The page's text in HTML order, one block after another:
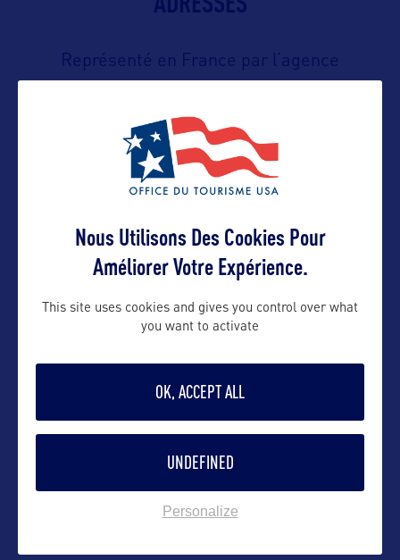
Représenté en France par l’agence
Contact presse
Olivier@orkestra-tourism.com
Contact pro
Contact grand public
Olivier@orkestra-tourism.com
Nous Utilisons Des Cookies Pour
Améliorer Votre Expérience.
This site uses cookies and gives you control over what
you want to activate
OK, ACCEPT ALL
UNDEFINED
Personalize